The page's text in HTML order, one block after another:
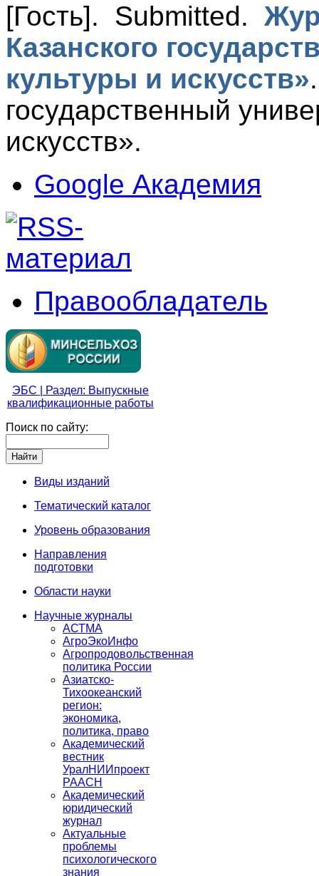
[Гость]. Submitted.
Казанского
культуры и искусств»
государственный
искусств».
Google Академия
Правообладатель
ЭБС | Раздел: Выпускные
квалификационные работы
Поиск по сайту:
Виды изданий
Тематический каталог
Уровень образования
Направления
подготовки
Области науки
Научные журналы
АСТМА
АгроЭкоИнфо
Агропродовольственная
политика России
Азиатско-
Тихоокеанский
регион:
экономика,
политика, право
Академический
вестник
УралНИИпроект
РААСН
Академический
юридический
журнал
Актуальные
проблемы
психологического
знания